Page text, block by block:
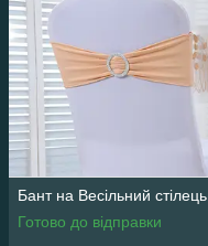
Бант на Весільний стілець
Готово до відправки